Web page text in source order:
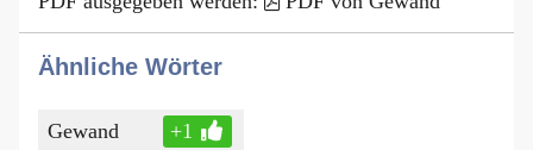
Ähnliche Wörter
Gewand +1